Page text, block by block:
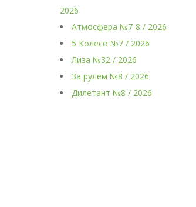
2026
Атмосфера №7-8 / 2026
5 Колесо №7 / 2026
Лиза №32 / 2026
За рулем №8 / 2026
Дилетант №8 / 2026